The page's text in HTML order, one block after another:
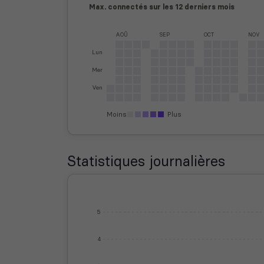
Max. connectés sur les 12 derniers mois
Lun
Mer
Ven
AOÛ SEP OCT NOV
Moins Plus
Statistiques journalières
4
5